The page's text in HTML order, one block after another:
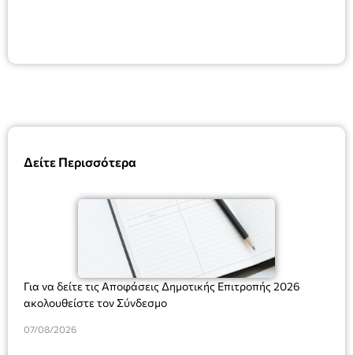
Δείτε Περισσότερα
Για να δείτε τις Αποφάσεις Δημοτικής Επιτροπής 2026
ακολουθείστε τον Σύνδεσμο
07/08/2026